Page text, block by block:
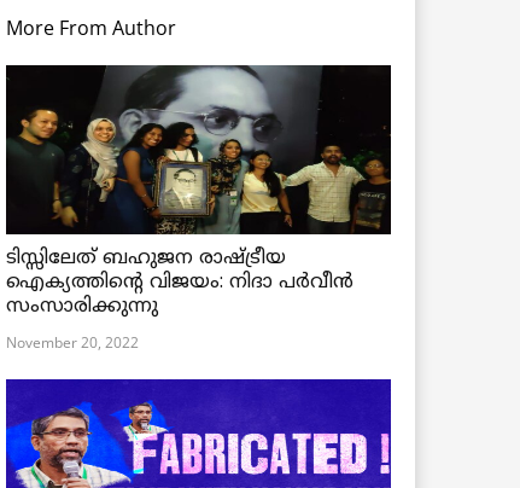
More From Author
ടിസ്സിലേത് ബഹുജന രാഷ്ട്രീയ
ഐക്യത്തിന്റെ വിജയം: നിദാ പർവീൻ
സംസാരിക്കുന്നു
November 20, 2022